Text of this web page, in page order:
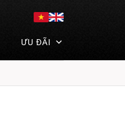
ƯU ĐÃI